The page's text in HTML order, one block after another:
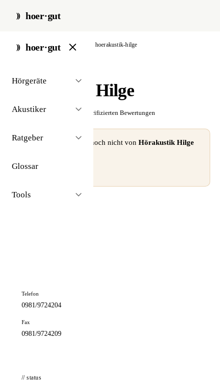
hoer·gut
hoer·gut
Hörgeräte
Akustiker
Ratgeber
Glossar
Tools
start / akustiker / ansbach hoerakustik-hilge
Hörakustik Hilge
☆☆☆☆☆ Noch keine verifizierten Bewertungen
⚠ Dieses Profil wurde noch nicht von Hörakustik Hilge
Profil beanspruchen →
Telefon
0981/9724204
Fax
0981/9724209
// status